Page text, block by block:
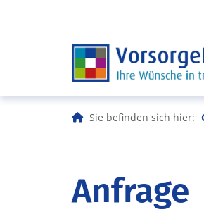
Sie befinden sich hier:
Anfrage